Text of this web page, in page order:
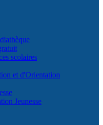
scolaires
et d'Orientation
Jeunesse